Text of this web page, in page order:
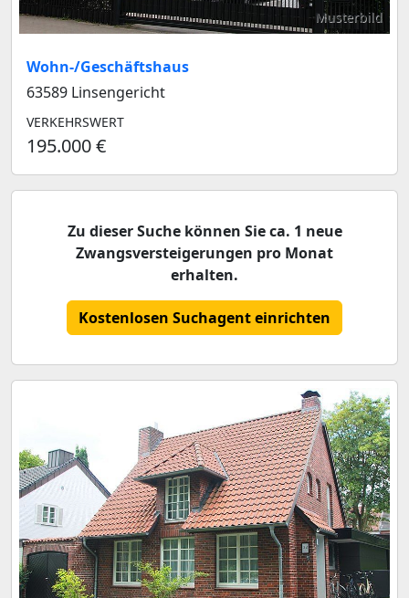
Musterbild
Wohn-/Geschäftshaus
63589 Linsengericht
VERKEHRSWERT
195.000 €
Zu dieser Suche können Sie ca. 1 neue
Zwangsversteigerungen pro Monat
erhalten.
Kostenlosen Suchagent einrichten